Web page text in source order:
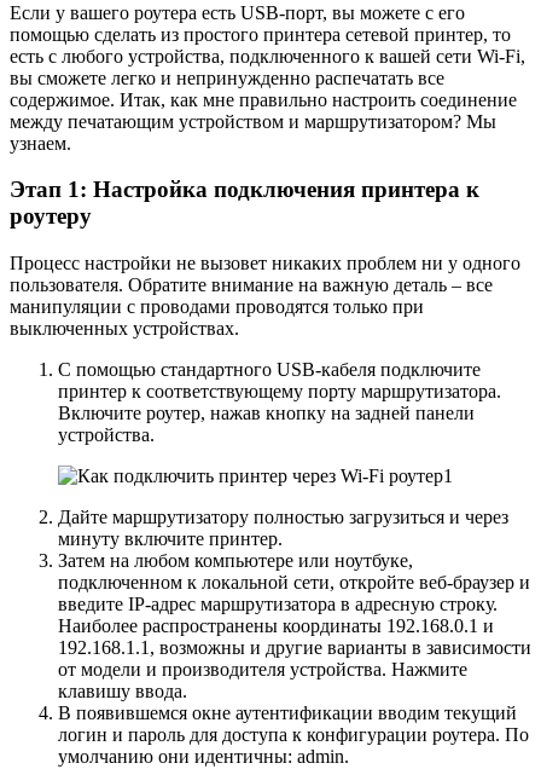
Если у вашего роутера есть USB-порт, вы можете с его
помощью сделать из простого принтера сетевой принтер, то
есть с любого устройства, подключенного к вашей сети Wi-Fi,
вы сможете легко и непринужденно распечатать все
содержимое. Итак, как мне правильно настроить соединение
между печатающим устройством и маршрутизатором? Мы
узнаем.
Этап 1: Настройка подключения принтера к
роутеру
Процесс настройки не вызовет никаких проблем ни у одного
пользователя. Обратите внимание на важную деталь – все
манипуляции с проводами проводятся только при
выключенных устройствах.
С помощью стандартного USB-кабеля подключите
принтер к соответствующему порту маршрутизатора.
Включите роутер, нажав кнопку на задней панели
устройства.
Дайте маршрутизатору полностью загрузиться и через
минуту включите принтер.
Затем на любом компьютере или ноутбуке,
подключенном к локальной сети, откройте веб-браузер и
введите IP-адрес маршрутизатора в адресную строку.
Наиболее распространены координаты 192.168.0.1 и
192.168.1.1, возможны и другие варианты в зависимости
от модели и производителя устройства. Нажмите
клавишу ввода.
В появившемся окне аутентификации вводим текущий
логин и пароль для доступа к конфигурации роутера. По
умолчанию они идентичны: admin.